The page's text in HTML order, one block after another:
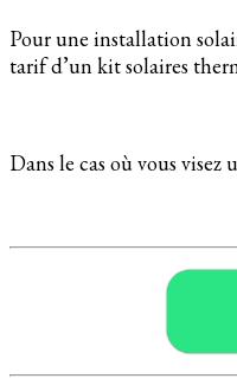
Pour une installation
tarif d’un kit solaires
Dans le cas où vous